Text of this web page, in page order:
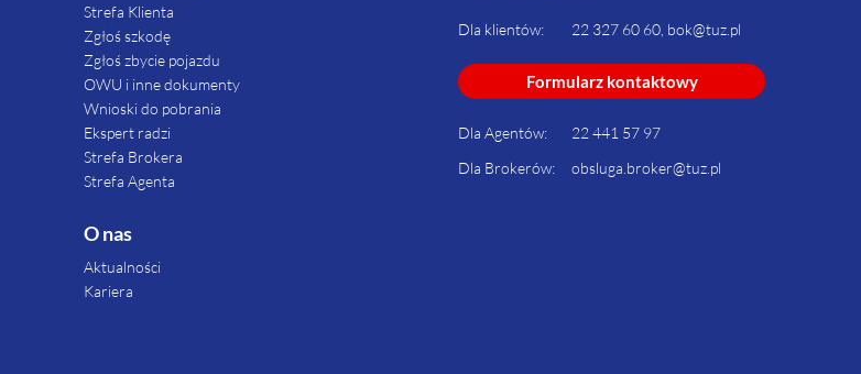
Strefa Klienta
Zgłoś szkodę
Zgłoś zbycie pojazdu
OWU i inne dokumenty
Wnioski do pobrania
Ekspert radzi
Strefa Brokera
Strefa Agenta
O nas
Aktualności
Kariera
Dla klientów: 22 327 60 60, bok@tuz.pl
Formularz kontaktowy
Dla Agentów:
22 441 57 97
Dla Brokerów:
obsluga.broker@tuz.pl